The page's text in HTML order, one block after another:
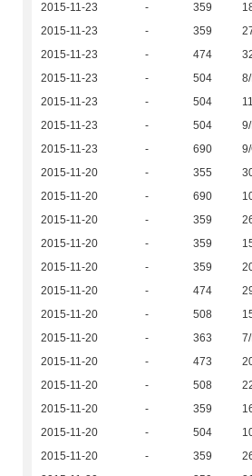
2015-11-23
- 359
2015-11-23
- 359
2015-11-23
- 474
2015-11-23
- 504
2015-11-23
- 504
2015-11-23
- 504
2015-11-23
- 690
2015-11-20
- 355
2015-11-20
- 690
2015-11-20
- 359
2015-11-20
- 359
2015-11-20
- 359
2015-11-20
- 474
2015-11-20
- 508
2015-11-20
- 363
2015-11-20
- 473
2015-11-20
- 508
2015-11-20
- 359
2015-11-20
- 504
2015-11-20
- 359